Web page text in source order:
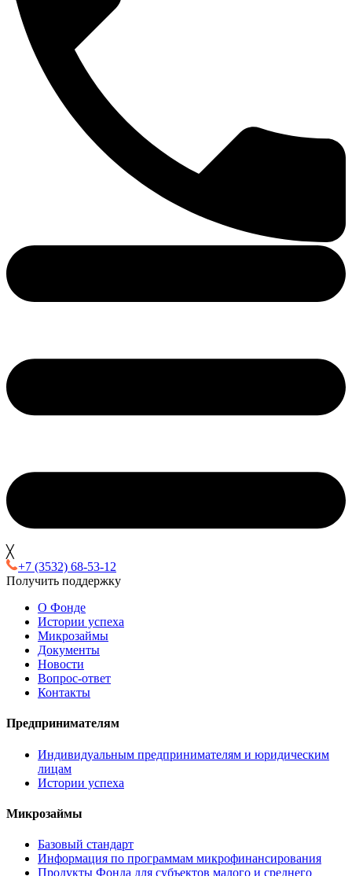
╳
+7 (3532) 68-53-12
Получить поддержку
О Фонде
Истории успеха
Микрозаймы
Документы
Новости
Вопрос-ответ
Контакты
Предпринимателям
Индивидуальным предпринимателям и юридическим
лицам
Истории успеха
Микрозаймы
Базовый стандарт
Информация по программам микрофинансирования
Продукты Фонда для субъектов малого и среднего